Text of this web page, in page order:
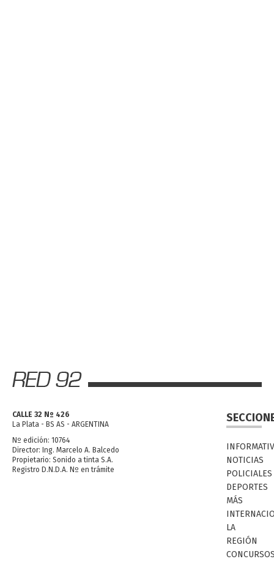
CALLE 32 Nº 426
La Plata - BS AS - ARGENTINA
Nº edición: 10764
Director: Ing. Marcelo A. Balcedo
Propietario: Sonido a tinta S.A.
Registro D.N.D.A. Nº en trámite
NOTICIAS
POLICIALES
DEPORTES
MÁS
LA
REGIÓN